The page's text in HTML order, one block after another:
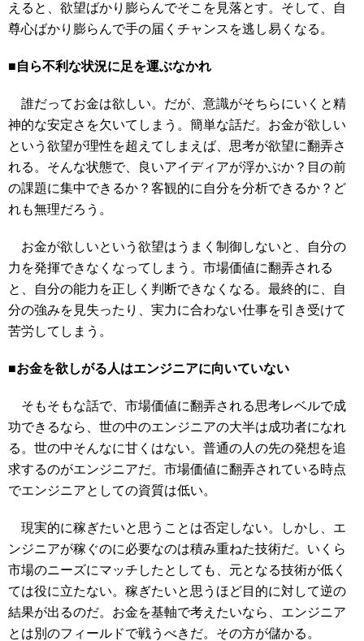
えると、欲望ばかり膨らんでそこを見落とす。そして、自
尊心ばかり膨らんで手の届くチャンスを逃し易くなる。
■自ら不利な状況に足を運ぶなかれ
誰だってお金は欲しい。だが、意識がそちらにいくと精
神的な安定さを欠いてしまう。簡単な話だ。お金が欲しい
という欲望が理性を超えてしまえば、思考が欲望に翻弄さ
れる。そんな状態で、良いアイディアが浮かぶか？目の前
の課題に集中できるか？客観的に自分を分析できるか？ど
れも無理だろう。
お金が欲しいという欲望はうまく制御しないと、自分の
力を発揮できなくなってしまう。市場価値に翻弄される
と、自分の能力を正しく判断できなくなる。最終的に、自
分の強みを見失ったり、実力に合わない仕事を引き受けて
苦労してしまう。
■お金を欲しがる人はエンジニアに向いていない
そもそもな話で、市場価値に翻弄される思考レベルで成
功できるなら、世の中のエンジニアの大半は成功者になれ
る。世の中そんなに甘くはない。普通の人の先の発想を追
求するのがエンジニアだ。市場価値に翻弄されている時点
でエンジニアとしての資質は低い。
現実的に稼ぎたいと思うことは否定しない。しかし、エ
ンジニアが稼ぐのに必要なのは積み重ねた技術だ。いくら
市場のニーズにマッチしたとしても、元となる技術が低く
ては役に立たない。稼ぎたいと思うほど目的に対して逆の
結果が出るのだ。お金を基軸で考えたいなら、エンジニア
とは別のフィールドで戦うべきだ。その方が儲かる。